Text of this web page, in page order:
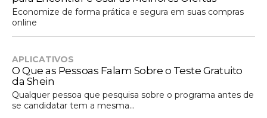
Economize de forma prática e segura em suas compras
online
APLICATIVOS
O Que as Pessoas Falam Sobre o Teste Gratuito
da Shein
Qualquer pessoa que pesquisa sobre o programa antes de
se candidatar tem a mesma...